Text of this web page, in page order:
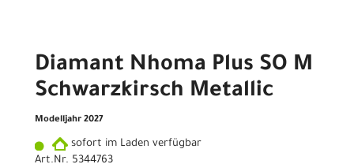
Diamant Nhoma Plus SO M
Schwarzkirsch Metallic
Modelljahr 2027
sofort im Laden verfügbar
Art.Nr. 5344763